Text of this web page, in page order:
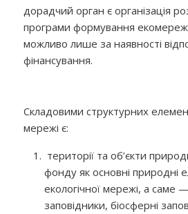
дорадчий орган є організація
програми формування
можливо лише за наявності
фінансування.
Складовими структурних
мережі є:
території та об’єкти
фонду як основні природні
екологічної мережі, а саме
заповідники, біосферні